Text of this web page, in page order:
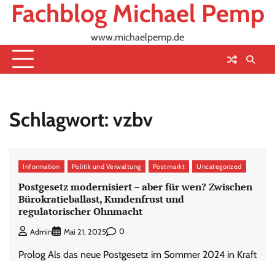
SkipFachblog Michael Pemp
www.michaelpemp.de
Schlagwort: vzbv
Information Politik und Verwaltung Postmarkt Uncategorized
Postgesetz modernisiert – aber für wen? Zwischen
Bürokratieballast, Kundenfrust und
regulatorischer Ohnmacht
Admin Mai 21, 2025 0
Prolog Als das neue Postgesetz im Sommer 2024 in Kraft